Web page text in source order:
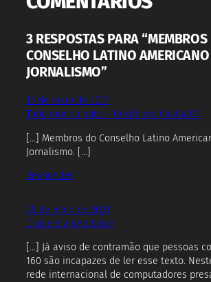
3 RESPOSTAS PARA “MEMBROS
CONSELHO LATINO
JORNALISMO”
15 de maio de 2021
Todo mundo puto – Farofeiros Cast #021
[…] Membros do Conselho Latino
Jornalismo. […]
Responder
25 de maio de 2021
O que é a Cepibola?
[…] Já aviso de contramão que pessoas
160 são incapazes de ler esse texto.
rede internacional de computadores